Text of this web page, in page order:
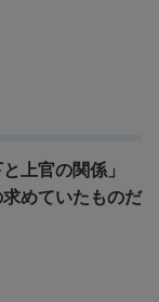
上官の関係」
求めていたものだ